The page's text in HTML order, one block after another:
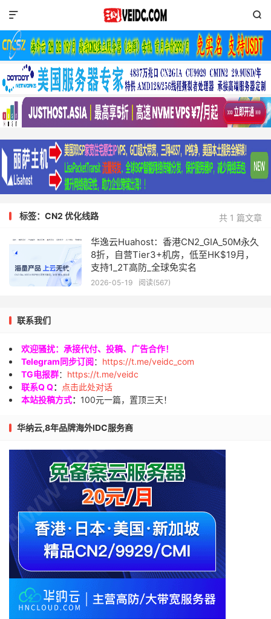


共 1 篇文章
标签：CN2 优化线路
华逸云Huahost：香港CN2_GIA_50M永久
8折，自营Tier3+机房，低至HK$19月，
支持1_2T高防_全球免实名
2026-05-19 阅读(567)
联系我们
欢迎骚扰：承接代付、投稿、广告合作！
Telegram同步订阅： https://t.me/veidc_com
TG电报群： https://t.me/veidc
联系Q Q：
点击此处对话
本站投稿方式： 100元一篇，置顶三天！
华纳云,8年品牌海外IDC服务商